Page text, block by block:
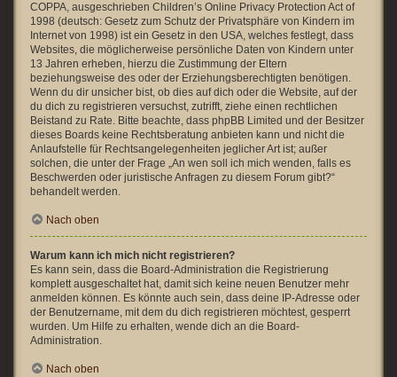
COPPA, ausgeschrieben Children’s Online Privacy Protection Act of
1998 (deutsch: Gesetz zum Schutz der Privatsphäre von Kindern im
Internet von 1998) ist ein Gesetz in den USA, welches festlegt, dass
Websites, die möglicherweise persönliche Daten von Kindern unter
13 Jahren erheben, hierzu die Zustimmung der Eltern
beziehungsweise des oder der Erziehungsberechtigten benötigen.
Wenn du dir unsicher bist, ob dies auf dich oder die Website, auf der
du dich zu registrieren versuchst, zutrifft, ziehe einen rechtlichen
Beistand zu Rate. Bitte beachte, dass phpBB Limited und der Besitzer
dieses Boards keine Rechtsberatung anbieten kann und nicht die
Anlaufstelle für Rechtsangelegenheiten jeglicher Art ist; außer
solchen, die unter der Frage „An wen soll ich mich wenden, falls es
Beschwerden oder juristische Anfragen zu diesem Forum gibt?“
behandelt werden.
Nach oben
Warum kann ich mich nicht registrieren?
Es kann sein, dass die Board-Administration die Registrierung
komplett ausgeschaltet hat, damit sich keine neuen Benutzer mehr
anmelden können. Es könnte auch sein, dass deine IP-Adresse oder
der Benutzername, mit dem du dich registrieren möchtest, gesperrt
wurden. Um Hilfe zu erhalten, wende dich an die Board-
Administration.
Nach oben